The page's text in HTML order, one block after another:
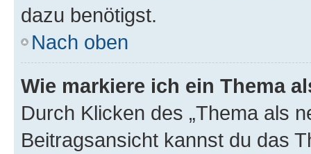
dazu benötigst.
Nach oben
Wie markiere ich ein Thema
Durch Klicken des „Thema als
Beitragsansicht kannst du das